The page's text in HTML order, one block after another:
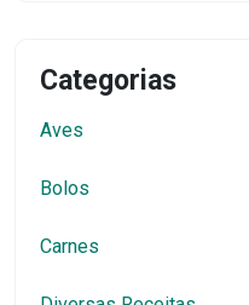
Categorias
Aves
Bolos
Carnes